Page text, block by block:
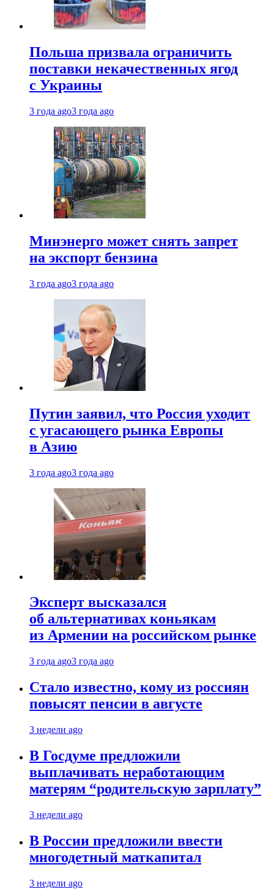
Польша призвала ограничить
поставки некачественных ягод
с Украины
3 года ago3 года ago
Минэнерго может снять запрет
на экспорт бензина
3 года ago3 года ago
Путин заявил, что Россия уходит
с угасающего рынка Европы
в Азию
3 года ago3 года ago
Эксперт высказался
об альтернативах коньякам
из Армении на российском рынке
3 года ago3 года ago
Стало известно, кому из россиян
повысят пенсии в августе
3 недели ago
В Госдуме предложили
выплачивать неработающим
матерям “родительскую зарплату”
3 недели ago
В России предложили ввести
многодетный маткапитал
3 недели ago